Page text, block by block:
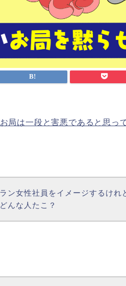
局は一段と害悪であると思っ
ン女性社員をイメージするけれ
んな人たこ？